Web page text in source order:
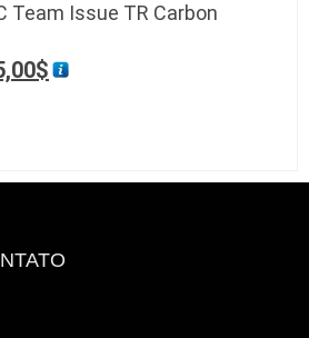
Team Issue TR Carbon
$